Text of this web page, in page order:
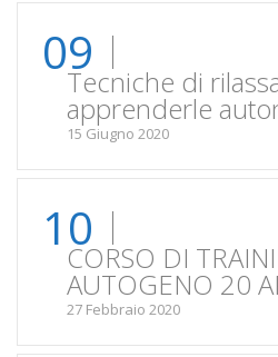
09Tecniche di
apprenderle
15 Giugno 2020
10CORSO DI
AUTOGENO 20
27 Febbraio 2020